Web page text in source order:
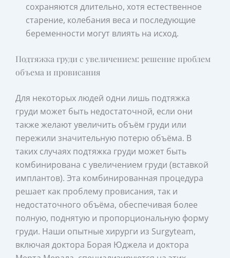
сохраняются длительно, хотя естественное
старение, колебания веса и последующие
беременности могут влиять на исход.
Подтяжка груди с увеличением: решение проблем
объема и провисания
Для некоторых людей одни лишь подтяжка
груди может быть недостаточной, если они
также желают увеличить объём груди или
пережили значительную потерю объёма. В
таких случаях подтяжка груди может быть
комбинирована с увеличением груди (вставкой
имплантов). Эта комбинированная процедура
решает как проблему провисания, так и
недостаточного объёма, обеспечивая более
полную, поднятую и пропорциональную форму
груди. Наши опытные хирурги из Surgyteam,
включая доктора Борая Юджела и доктора